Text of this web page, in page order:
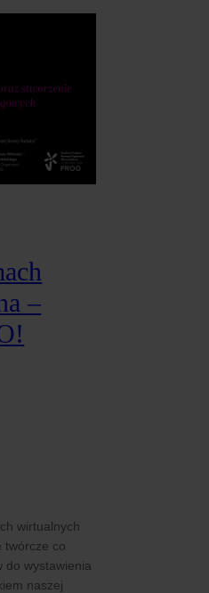
–
wirtualnych
twórcze co
do wystawienia
naszej